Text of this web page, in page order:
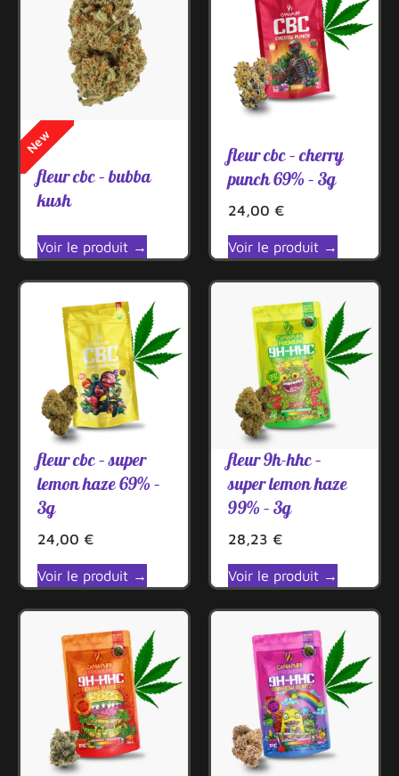
New
fleur cbc – bubba
kush
Voir le produit →
fleur cbc – cherry
punch 69% – 3g
24,00€
Voir le produit →
fleur cbc – super
lemon haze 69% –
3g
24,00 €
Voir le produit →
fleur 9h-hhc –
super lemon haze
99% – 3g
28,23€
Voir le produit →